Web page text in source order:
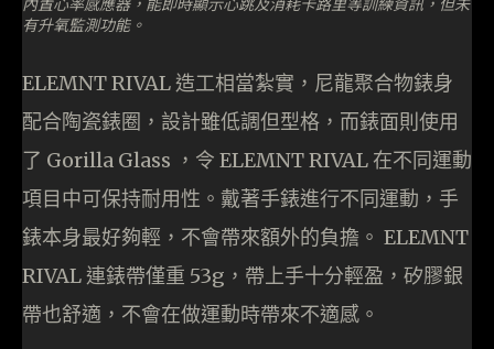
有升氧監測功能。
ELEMNT RIVAL 造工相當紮實，尼龍聚合物錶身
配合陶瓷錶圈，設計雖低調但型格，而錶面則使用
了 Gorilla Glass ，令 ELEMNT RIVAL 在不同運動
項目中可保持耐用性。戴著手錶進行不同運動，手
錶本身最好夠輕，不會帶來額外的負擔。 ELEMNT
RIVAL 連錶帶僅重 53g，帶上手十分輕盈，矽膠銀
帶也舒適，不會在做運動時帶來不適感。